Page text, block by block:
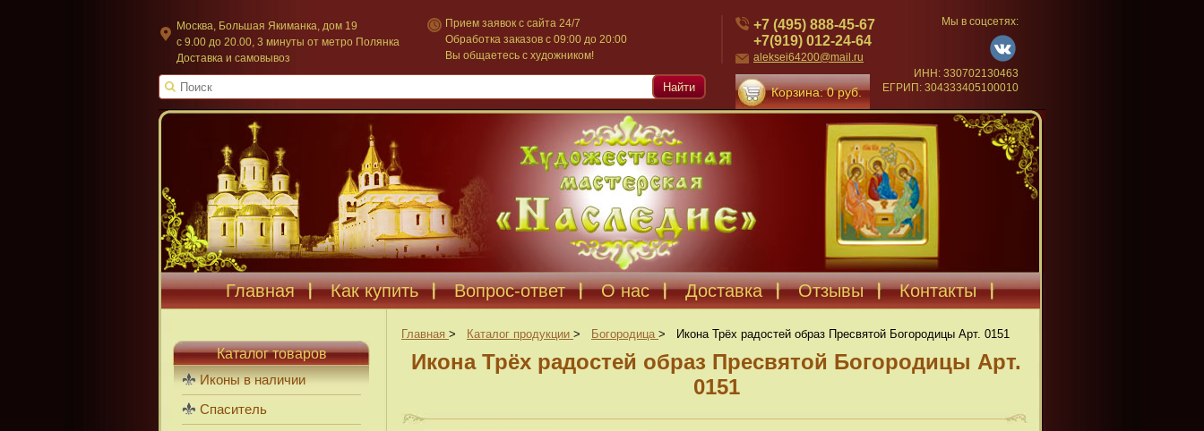
Москва, Большая Якиманка, дом 19
c 9.00 до 20.00, 3 минуты от метро Полянка
Доставка и самовывоз
Прием заявок с сайта 24/7
Обработка заказов с 09:00 до 20:00
Вы общаетесь с художником!
+7 (495) 888-45-67
+7(919) 012-24-64
aleksei64200@mail.ru
Корзина: 0 руб.
Мы в соцсетях:
ИНН: 330702130463
ЕГРИП: 304333405100010
Найти
Главная Как купить Вопрос-ответ О нас Доставка Отзывы Контакты
Главная > Каталог продукции > Богородица > Икона Трёх радостей образ Пресвятой Богородицы Арт. 0151
Икона Трёх радостей образ Пресвятой Богородицы Арт.
0151
Каталог товаров
Иконы в наличии
Спаситель